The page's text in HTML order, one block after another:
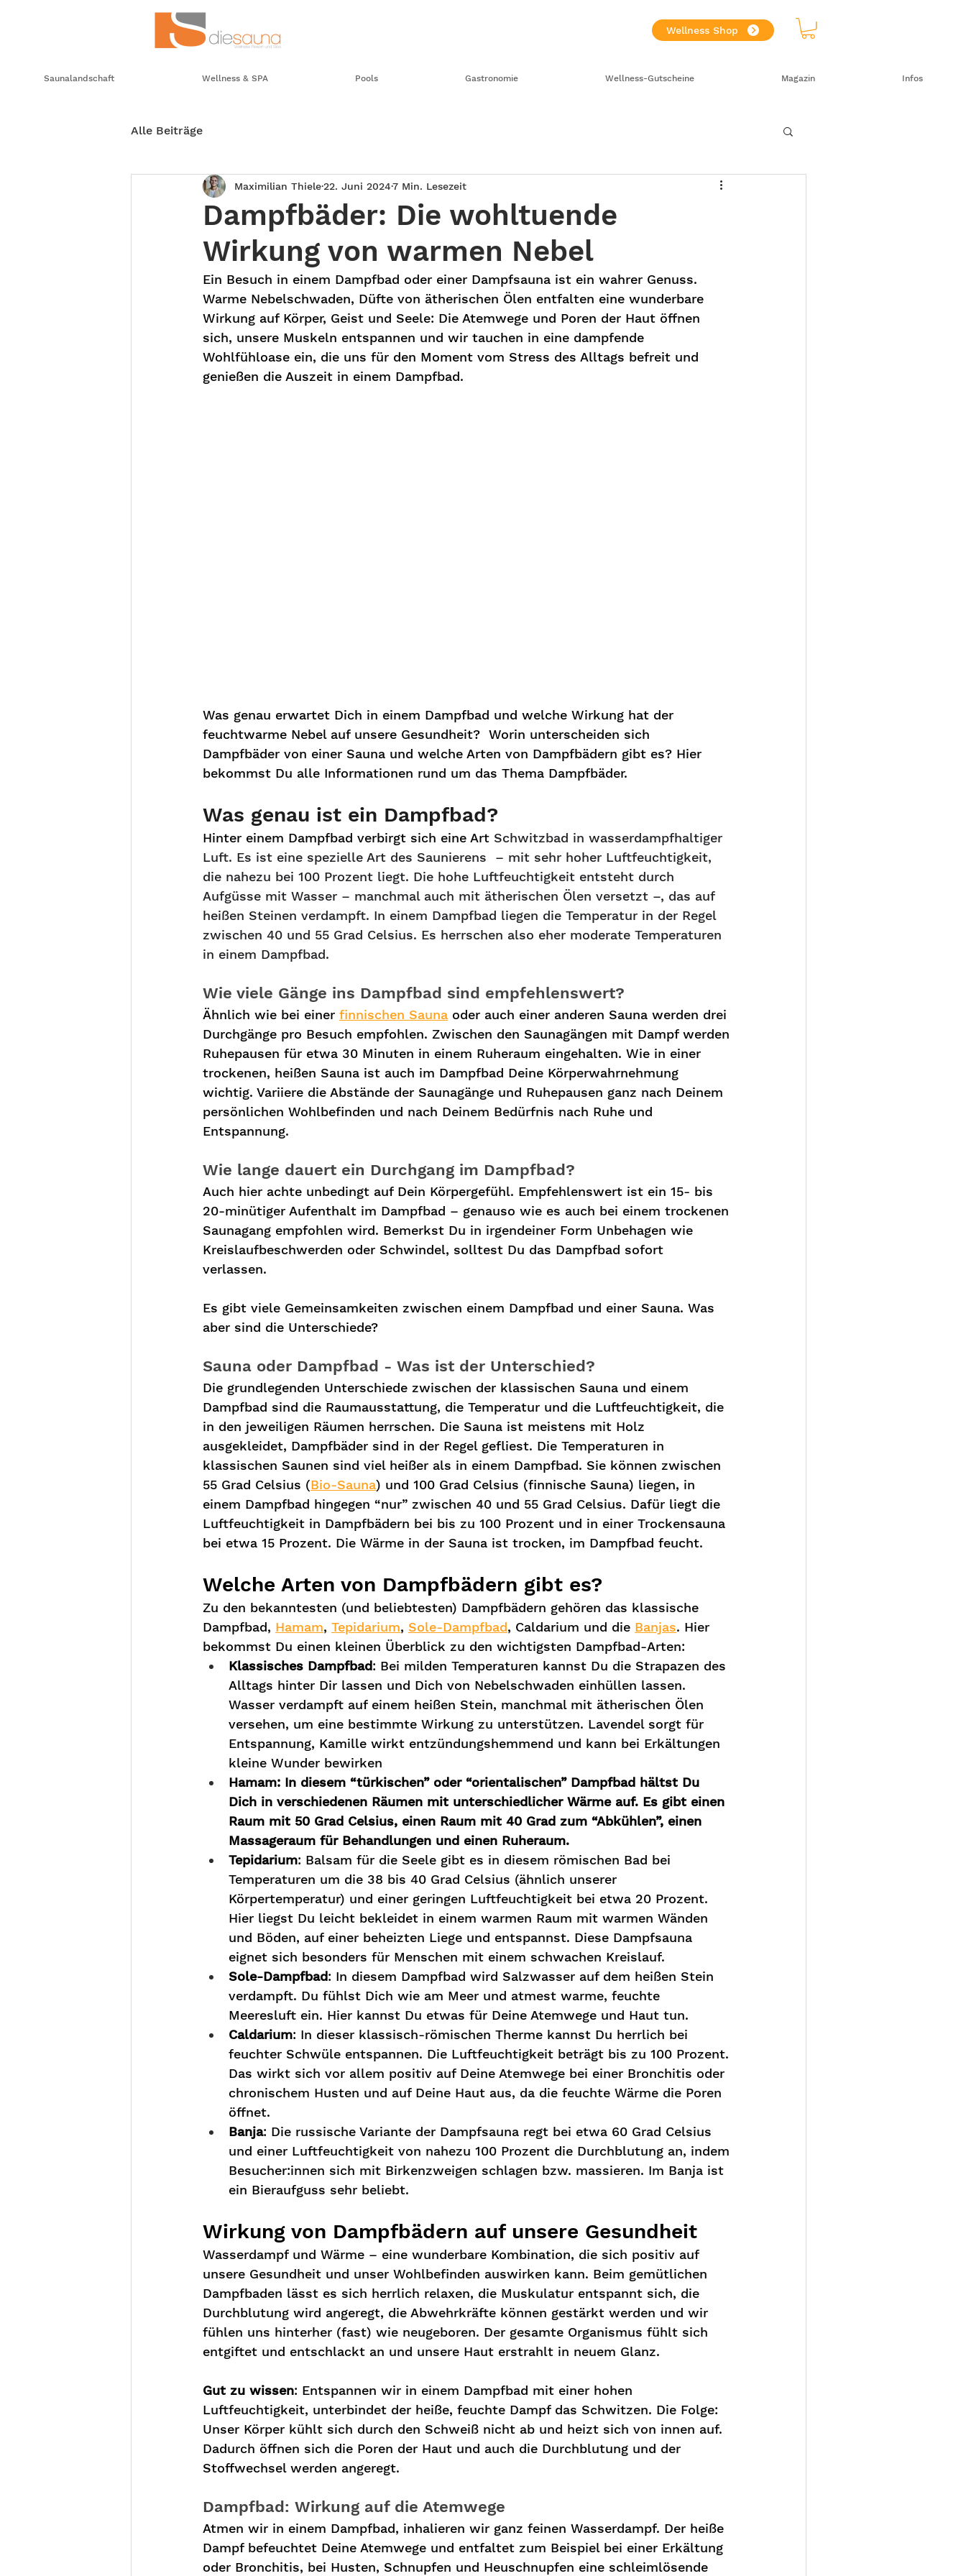
Wellness Shop
Saunalandschaft Wellness & SPA Pools Gastronomie Wellness-Gutscheine Magazin Infos
Alle Beiträge
Dampfbäder: Die wohltuende
Wirkung von warmen Nebel
Maximilian Thiele22. Juni 20247 Min. Lesezeit
Ein Besuch in einem Dampfbad oder einer Dampfsauna ist ein wahrer Genuss.
Warme Nebelschwaden, Düfte von ätherischen Ölen entfalten eine wunderbare
Wirkung auf Körper, Geist und Seele: Die Atemwege und Poren der Haut öffnen
sich, unsere Muskeln entspannen und wir tauchen in eine dampfende
Wohlfühloase ein, die uns für den Moment vom Stress des Alltags befreit und
genießen die Auszeit in einem Dampfbad.
Was genau erwartet Dich in einem Dampfbad und welche Wirkung hat der
feuchtwarme Nebel auf unsere Gesundheit?  Worin unterscheiden sich
Dampfbäder von einer Sauna und welche Arten von Dampfbädern gibt es? Hier
bekommst Du alle Informationen rund um das Thema Dampfbäder.
Was genau ist ein Dampfbad?
Hinter einem Dampfbad verbirgt sich eine Art Schwitzbad in wasserdampfhaltiger
Luft. Es ist eine spezielle Art des Saunierens  – mit sehr hoher Luftfeuchtigkeit,
die nahezu bei 100 Prozent liegt. Die hohe Luftfeuchtigkeit entsteht durch
Aufgüsse mit Wasser – manchmal auch mit ätherischen Ölen versetzt –, das auf
heißen Steinen verdampft. In einem Dampfbad liegen die Temperatur in der Regel
zwischen 40 und 55 Grad Celsius. Es herrschen also eher moderate Temperaturen
in einem Dampfbad.
Wie viele Gänge ins Dampfbad sind empfehlenswert?
Ähnlich wie bei einer finnischen Sauna oder auch einer anderen Sauna werden drei
Durchgänge pro Besuch empfohlen. Zwischen den Saunagängen mit Dampf werden
Ruhepausen für etwa 30 Minuten in einem Ruheraum eingehalten. Wie in einer
trockenen, heißen Sauna ist auch im Dampfbad Deine Körperwahrnehmung
wichtig. Variiere die Abstände der Saunagänge und Ruhepausen ganz nach Deinem
persönlichen Wohlbefinden und nach Deinem Bedürfnis nach Ruhe und
Entspannung.
Wie lange dauert ein Durchgang im Dampfbad?
Auch hier achte unbedingt auf Dein Körpergefühl. Empfehlenswert ist ein 15- bis
20-minütiger Aufenthalt im Dampfbad – genauso wie es auch bei einem trockenen
Saunagang empfohlen wird. Bemerkst Du in irgendeiner Form Unbehagen wie
Kreislaufbeschwerden oder Schwindel, solltest Du das Dampfbad sofort
verlassen.
Es gibt viele Gemeinsamkeiten zwischen einem Dampfbad und einer Sauna. Was
aber sind die Unterschiede?
Sauna oder Dampfbad - Was ist der Unterschied?
Die grundlegenden Unterschiede zwischen der klassischen Sauna und einem
Dampfbad sind die Raumausstattung, die Temperatur und die Luftfeuchtigkeit, die
in den jeweiligen Räumen herrschen. Die Sauna ist meistens mit Holz
ausgekleidet, Dampfbäder sind in der Regel gefliest. Die Temperaturen in
klassischen Saunen sind viel heißer als in einem Dampfbad. Sie können zwischen
55 Grad Celsius (Bio-Sauna) und 100 Grad Celsius (finnische Sauna) liegen, in
einem Dampfbad hingegen “nur” zwischen 40 und 55 Grad Celsius. Dafür liegt die
Luftfeuchtigkeit in Dampfbädern bei bis zu 100 Prozent und in einer Trockensauna
bei etwa 15 Prozent. Die Wärme in der Sauna ist trocken, im Dampfbad feucht.
Welche Arten von Dampfbädern gibt es?
Zu den bekanntesten (und beliebtesten) Dampfbädern gehören das klassische
Dampfbad, Hamam, Tepidarium, Sole-Dampfbad, Caldarium und die Banjas. Hier
bekommst Du einen kleinen Überblick zu den wichtigsten Dampfbad-Arten:
Klassisches Dampfbad: Bei milden Temperaturen kannst Du die Strapazen des
Alltags hinter Dir lassen und Dich von Nebelschwaden einhüllen lassen.
Wasser verdampft auf einem heißen Stein, manchmal mit ätherischen Ölen
versehen, um eine bestimmte Wirkung zu unterstützen. Lavendel sorgt für
Entspannung, Kamille wirkt entzündungshemmend und kann bei Erkältungen
kleine Wunder bewirken
Hamam: In diesem “türkischen” oder “orientalischen” Dampfbad hältst Du
Dich in verschiedenen Räumen mit unterschiedlicher Wärme auf. Es gibt einen
Raum mit 50 Grad Celsius, einen Raum mit 40 Grad zum “Abkühlen”, einen
Massageraum für Behandlungen und einen Ruheraum.
Tepidarium: Balsam für die Seele gibt es in diesem römischen Bad bei
Temperaturen um die 38 bis 40 Grad Celsius (ähnlich unserer
Körpertemperatur) und einer geringen Luftfeuchtigkeit bei etwa 20 Prozent.
Hier liegst Du leicht bekleidet in einem warmen Raum mit warmen Wänden
und Böden, auf einer beheizten Liege und entspannst. Diese Dampfsauna
eignet sich besonders für Menschen mit einem schwachen Kreislauf.
Sole-Dampfbad: In diesem Dampfbad wird Salzwasser auf dem heißen Stein
verdampft. Du fühlst Dich wie am Meer und atmest warme, feuchte
Meeresluft ein. Hier kannst Du etwas für Deine Atemwege und Haut tun.
Caldarium: In dieser klassisch-römischen Therme kannst Du herrlich bei
feuchter Schwüle entspannen. Die Luftfeuchtigkeit beträgt bis zu 100 Prozent.
Das wirkt sich vor allem positiv auf Deine Atemwege bei einer Bronchitis oder
chronischem Husten und auf Deine Haut aus, da die feuchte Wärme die Poren
öffnet.
Banja: Die russische Variante der Dampfsauna regt bei etwa 60 Grad Celsius
und einer Luftfeuchtigkeit von nahezu 100 Prozent die Durchblutung an, indem
Besucher:innen sich mit Birkenzweigen schlagen bzw. massieren. Im Banja ist
ein Bieraufguss sehr beliebt.
Wirkung von Dampfbädern auf unsere Gesundheit
Wasserdampf und Wärme – eine wunderbare Kombination, die sich positiv auf
unsere Gesundheit und unser Wohlbefinden auswirken kann. Beim gemütlichen
Dampfbaden lässt es sich herrlich relaxen, die Muskulatur entspannt sich, die
Durchblutung wird angeregt, die Abwehrkräfte können gestärkt werden und wir
fühlen uns hinterher (fast) wie neugeboren. Der gesamte Organismus fühlt sich
entgiftet und entschlackt an und unsere Haut erstrahlt in neuem Glanz.
Gut zu wissen: Entspannen wir in einem Dampfbad mit einer hohen
Luftfeuchtigkeit, unterbindet der heiße, feuchte Dampf das Schwitzen. Die Folge:
Unser Körper kühlt sich durch den Schweiß nicht ab und heizt sich von innen auf.
Dadurch öffnen sich die Poren der Haut und auch die Durchblutung und der
Stoffwechsel werden angeregt.
Dampfbad: Wirkung auf die Atemwege
Atmen wir in einem Dampfbad, inhalieren wir ganz feinen Wasserdampf. Der heiße
Dampf befeuchtet Deine Atemwege und entfaltet zum Beispiel bei einer Erkältung
oder Bronchitis, bei Husten, Schnupfen und Heuschnupfen eine schleimlösende